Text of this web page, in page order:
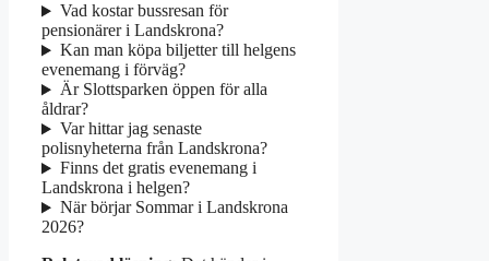
Vad kostar bussresan för
pensionärer i Landskrona?
Kan man köpa biljetter till helgens
evenemang i förväg?
Är Slottsparken öppen för alla
åldrar?
Var hittar jag senaste
polisnyheterna från Landskrona?
Finns det gratis evenemang i
Landskrona i helgen?
När börjar Sommar i Landskrona
2026?